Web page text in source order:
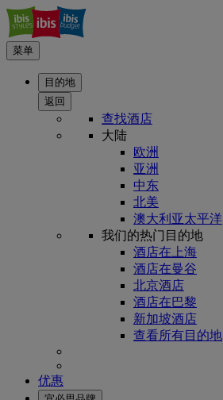
菜单
目的地
返回
查找酒店
大陆
欧洲
亚洲
中东
北美
澳大利亚太平洋
我们的热门目的地
酒店在上海
酒店在曼谷
北京酒店
酒店在巴黎
新加坡酒店
查看所有目的地
优惠